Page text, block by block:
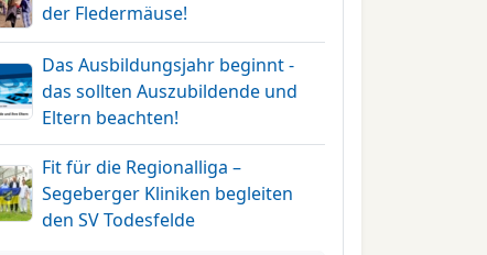
der Fledermäuse!
Das Ausbildungsjahr beginnt -
das sollten Auszubildende und
Eltern beachten!
Fit für die Regionalliga –
Segeberger Kliniken begleiten
den SV Todesfelde